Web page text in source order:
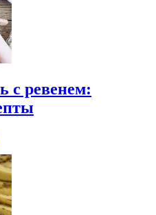
с ревенем: